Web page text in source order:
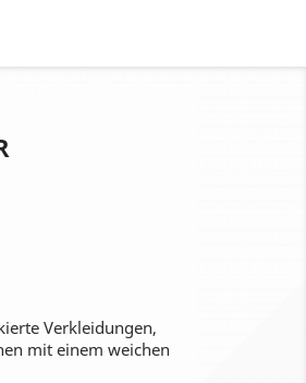
Verkleidungen,
mit einem weichen